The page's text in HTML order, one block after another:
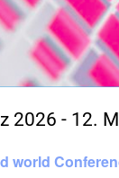
world
2026 - 12.